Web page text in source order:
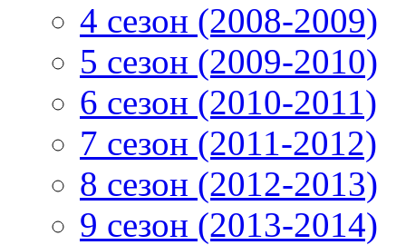
4 сезон (2008-2009)
5 сезон (2009-2010)
6 сезон (2010-2011)
7 сезон (2011-2012)
8 сезон (2012-2013)
9 сезон (2013-2014)